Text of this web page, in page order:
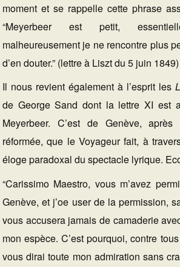
moment et se rappelle cette phrase
“Meyerbeer est petit,
malheureusement je ne rencontre plus
d’en douter.” (lettre à Liszt du 5 juin 1849)
Il nous revient également à l’esprit les
de George Sand dont la lettre XI est
Meyerbeer. C’est de Genève,
réformée, que le Voyageur fait, à
éloge paradoxal du spectacle lyrique.
“Carissimo Maestro, vous m’avez
Genève, et j’oe user de la permission,
vous accusera jamais de camaderie
mon espèce. C’est pourquoi, contre
vous dirai toute mon admiration sans